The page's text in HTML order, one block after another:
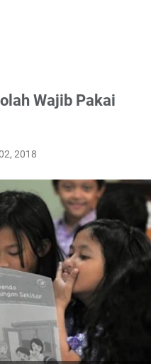
Wajib Pakai
2018